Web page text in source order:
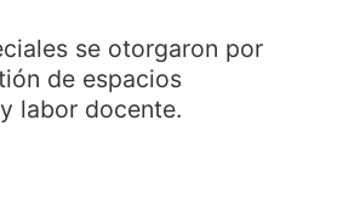
se otorgaron por
de espacios
labor docente.